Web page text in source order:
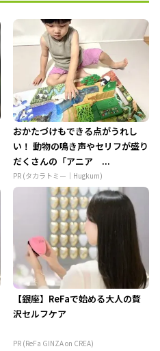
おかたづけもできる点がうれし
い！ 動物の鳴き声やセリフが盛り
だくさんの「アニア ...
PR (タカラトミー｜Hugkum)
【銀座】ReFaで始める大人の贅
沢セルフケア
PR (ReFa GINZA on CREA)